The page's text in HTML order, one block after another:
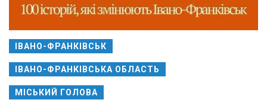
ІВАНО-ФРАНКІВСЬК
ІВАНО-ФРАНКІВСЬКА ОБЛАСТЬ
МІСЬКИЙ ГОЛОВА